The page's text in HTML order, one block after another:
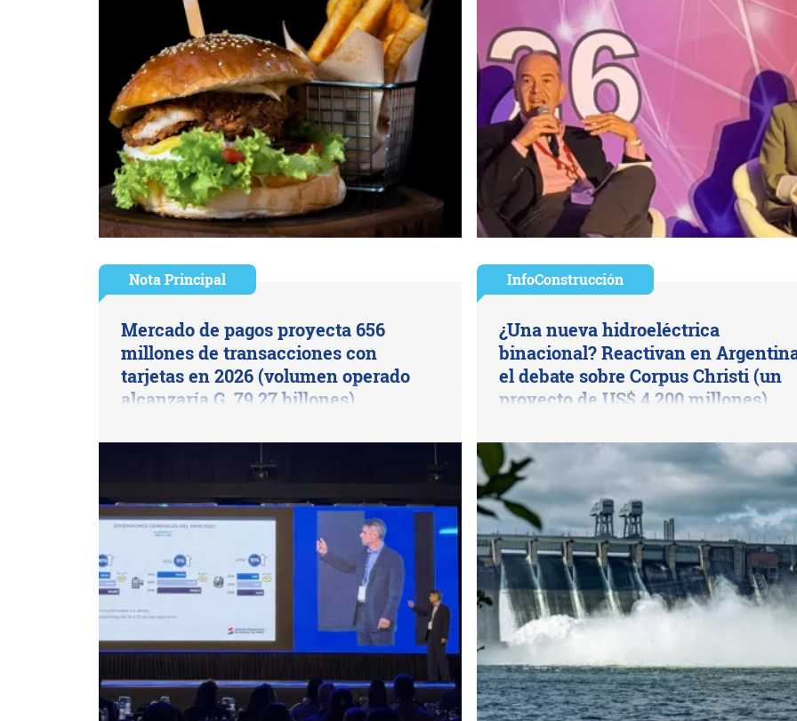
Nota Principal
Mercado de pagos proyecta 656
millones de transacciones con
tarjetas en 2026 (volumen operado
alcanzaría G. 79,27 billones)
InfoConstrucción
¿Una nueva hidroeléctrica
binacional? Reactivan en
el debate sobre Corpus Christi (un
proyecto de US$ 4.200 millones)